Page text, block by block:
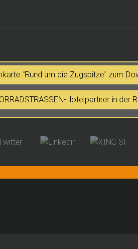
"Rund um die Zugspitze" zum
Hotelpartner in der